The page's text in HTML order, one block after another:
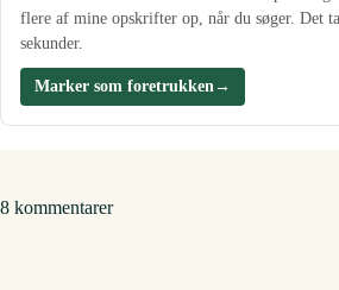
flere af mine opskrifter op, når du søger. Det
sekunder.
Marker som foretrukken→
8 kommentarer